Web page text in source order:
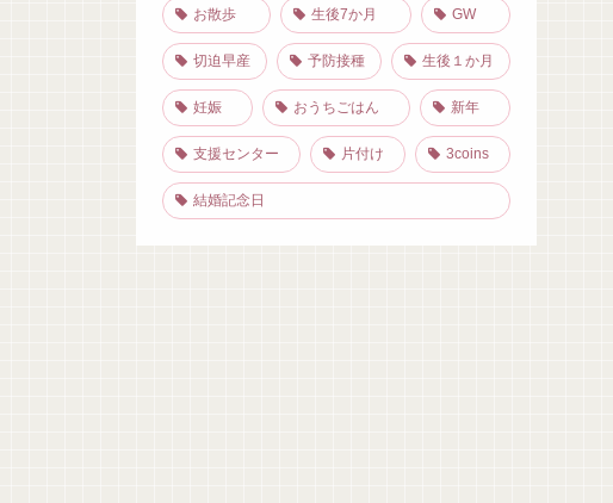
お散歩 生後7か月 GW
切迫早産 予防接種 生後１か月
妊娠 おうちごはん 新年
支援センター 片付け 3coins
結婚記念日